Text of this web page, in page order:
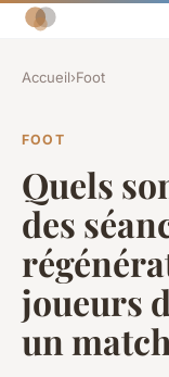
Accueil›Foot
FOOT
Quels
des
joueurs
un